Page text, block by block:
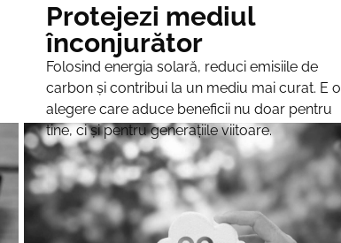
Protejezi mediul
înconjurător
Folosind energia solară, reduci emisiile de
carbon și contribui la un mediu mai curat. E o
alegere care aduce beneficii nu doar pentru
tine, ci și pentru generațiile viitoare.